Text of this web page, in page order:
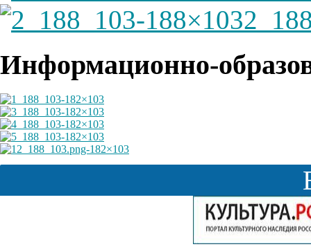
Информационно-